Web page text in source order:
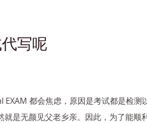
写呢
都会焦虑，原因是考试都是检
是无颜见父老乡亲。因此，为了能